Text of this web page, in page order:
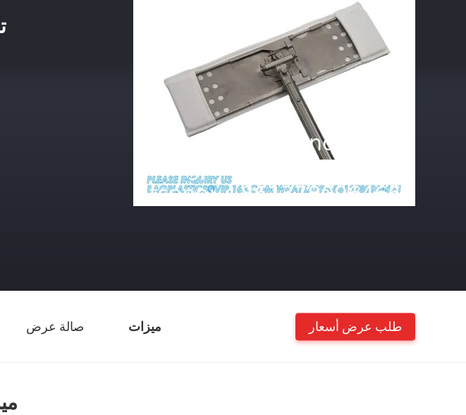
ميزات صالة عرض طلب عرض أسعار